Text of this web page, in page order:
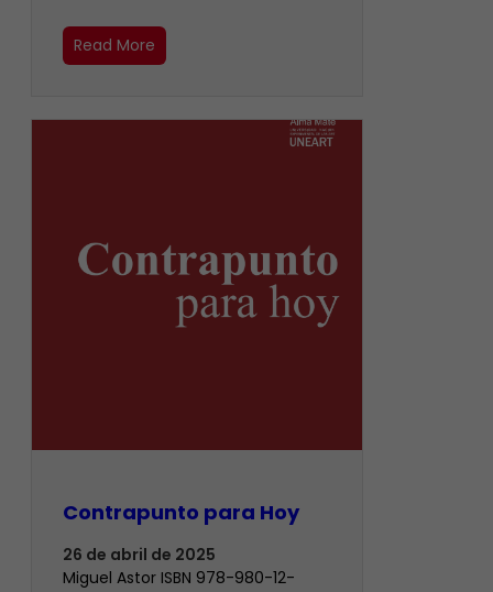
Read More
Contrapunto para Hoy
26 de abril de 2025
Miguel Astor ISBN 978-980-12-